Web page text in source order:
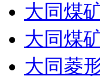
大同煤
大同煤
大同菱